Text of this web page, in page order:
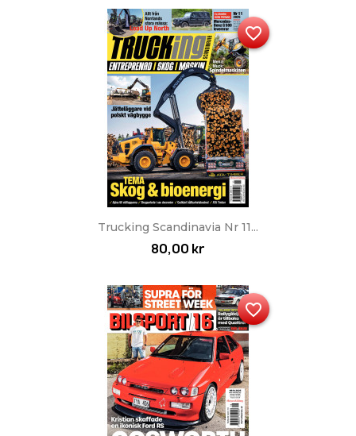
Trucking Scandinavia Nr 11...
80,00 kr
favorite_border
favorite_border